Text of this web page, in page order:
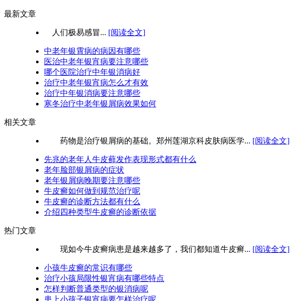
最新文章
人们极易感冒... [阅读全文]
中老年银霄病的病因有哪些
医治中老年银宵病要注意哪些
哪个医院治疗中年银消病好
治疗中老年银宵病怎么才有效
治疗中年银消病要注意哪些
寒冬治疗中老年银屑病效果如何
相关文章
药物是治疗银屑病的基础。郑州莲湖京科皮肤病医学... [阅读全文]
先兆的老年人牛皮藓发作表现形式都有什么
老年脸部银屑病的症状
老年银屑病晚期要注意哪些
牛皮癣如何做到规范治疗呢
牛皮癣的诊断方法都有什么
介绍四种类型牛皮癣的诊断依据
热门文章
现如今牛皮癣病患是越来越多了，我们都知道牛皮癣... [阅读全文]
小孩牛皮癣的常识有哪些
治疗小孩局限性银宵病有哪些特点
怎样判断普通类型的银消病呢
患上小孩子银宵病要怎样治疗呢